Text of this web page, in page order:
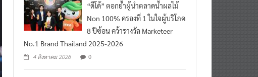
“ดีโด้” ตอกย้ำผู้นำตลาดน้ำผลไม้
Non 100% ครองที่ 1 ในใจผู้บริโภค
8 ปีซ้อน คว้ารางวัล Marketeer
No.1 Brand Thailand 2025-2026
4 สิงหาคม 2026 0